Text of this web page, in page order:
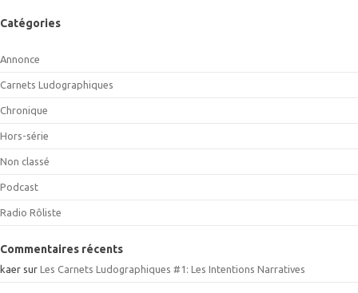
Catégories
Annonce
Carnets Ludographiques
Chronique
Hors-série
Non classé
Podcast
Radio Rôliste
Commentaires récents
kaer sur Les Carnets Ludographiques #1: Les Intentions Narratives